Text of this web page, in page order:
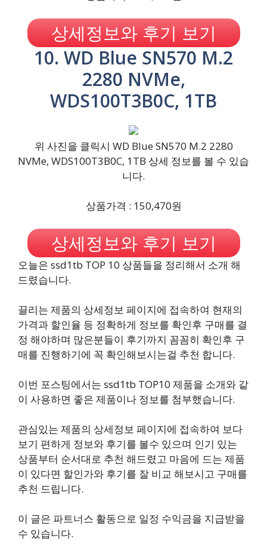
상세정보와 후기 보기
10. WD Blue SN570 M.2
2280 NVMe,
WDS100T3B0C, 1TB
위 사진을 클릭시 WD Blue SN570 M.2 2280
NVMe, WDS100T3B0C, 1TB 상세 정보를 볼 수 있습
니다.
상품가격 : 150,470원
상세정보와 후기 보기
오늘은 ssd1tb TOP 10 상품들을 정리해서 소개 해
드렸습니다.
끌리는 제품의 상세정보 페이지에 접속하여 현재의
가격과 할인율 등 정확하게 정보를 확인후 구매를 결
정 해야하며 많은분들이 후기까지 꼼꼼히 확인후 구
매를 진행하기에 꼭 확인해보시는걸 추천 합니다.
이번 포스팅에서는 ssd1tb TOP10 제품을 소개와 같
이 사용하면 좋은 제품이나 정보를 첨부했습니다.
관심있는 제품의 상세정보 페이지에 접속하여 보다
보기 편하게 정보와 후기를 볼수 있으며 인기 있는
상품부터 순서대로 추천 해드렸고 마음에 드는 제품
이 있다면 할인가와 후기를 잘 비교 해보시고 구매를
추천 드립니다.
이 글은 파트너스 활동으로 일정 수익금을 지급받을
수 있습니다.